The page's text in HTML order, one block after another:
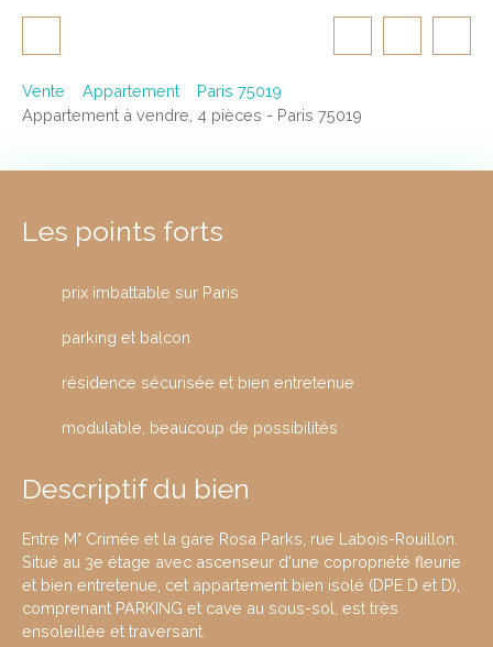
Vente Appartement
Paris 75019
Appartement à vendre, 4 pièces - Paris 75019
Les points forts
prix imbattable sur Paris
parking et balcon
résidence sécurisée et bien entretenue
modulable, beaucoup de possibilités
Descriptif du bien
Entre M° Crimée et la gare Rosa Parks, rue Labois-Rouillon.
Situé au 3e étage avec ascenseur d'une copropriété fleurie
et bien entretenue, cet appartement bien isolé (DPE D et D),
comprenant PARKING et cave au sous-sol, est très
ensoleillée et traversant.